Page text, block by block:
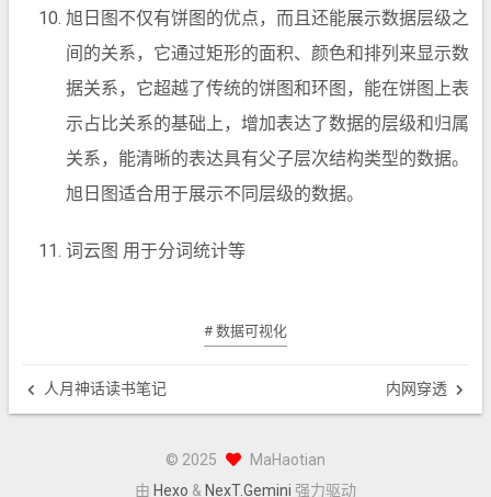
旭日图不仅有饼图的优点，而且还能展示数据层级之
间的关系，它通过矩形的面积、颜色和排列来显示数
据关系，它超越了传统的饼图和环图，能在饼图上表
示占比关系的基础上，增加表达了数据的层级和归属
关系，能清晰的表达具有父子层次结构类型的数据。
旭日图适合用于展示不同层级的数据。
词云图 用于分词统计等
# 数据可视化
人月神话读书笔记 内网穿透
© 2025
MaHaotian
由 Hexo & NexT.Gemini 强力驱动